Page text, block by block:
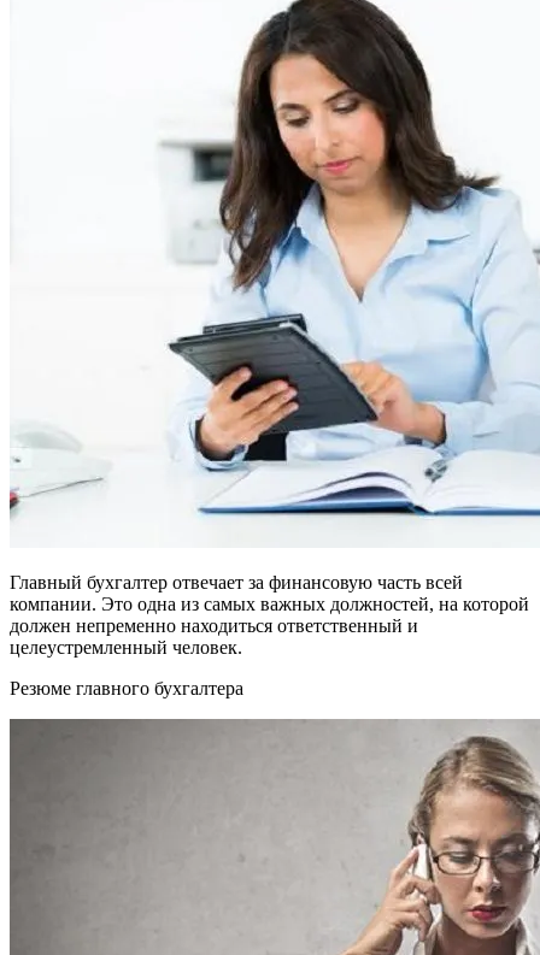
Главный бухгалтер отвечает за финансовую часть всей
компании. Это одна из самых важных должностей, на которой
должен непременно находиться ответственный и
целеустремленный человек.
Резюме главного бухгалтера